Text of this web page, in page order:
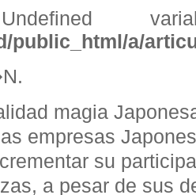
public_html/a/
magia
empresas
su
a pesar de sus